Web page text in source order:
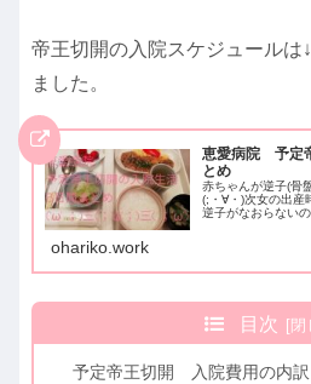
帝王切開の入院スケジュールは
ました。
恵愛病院 予定
とめ
赤ちゃんが逆子(骨
(;・∀・)次女の出産
逆子がなおらない
8日間の日程です
ohariko.work
目次
予定帝王切開 入院費用の内訳